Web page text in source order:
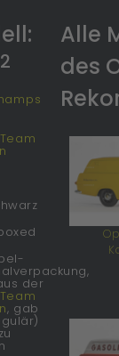
der
, gab
Alle
des